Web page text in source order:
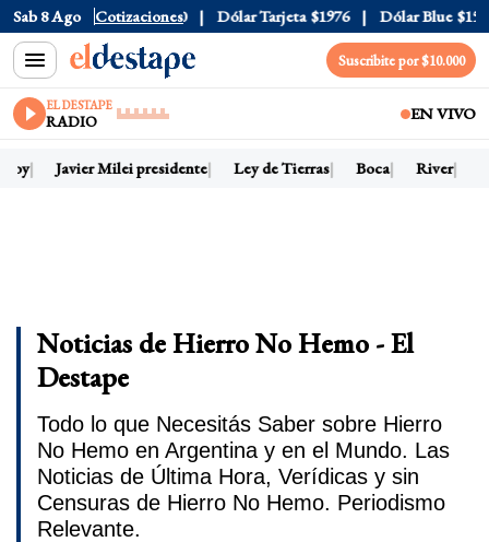
Sab 8 Ago Cotizaciones
Dólar Oficial $1520 Dólar Tarjeta $1976 Dólar Blue
Suscribite por $10.000
EL DESTAPE
RADIO EN VIVO
Javier Milei presidente Ley de Tierras Boca River
Noticias de Hierro No Hemo - El
Destape
Todo lo que Necesitás Saber sobre Hierro
No Hemo en Argentina y en el Mundo. Las
Noticias de Última Hora, Verídicas y sin
Censuras de Hierro No Hemo. Periodismo
Relevante.